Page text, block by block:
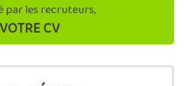
par les recruteurs,
CV